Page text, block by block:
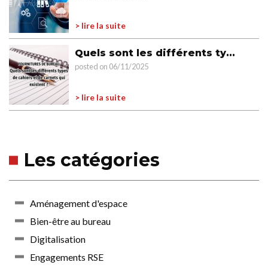
> lire la suite
Quels sont les différents ty...
posted on 06/11/2025
> lire la suite
Les catégories
Aménagement d'espace
Bien-être au bureau
Digitalisation
Engagements RSE